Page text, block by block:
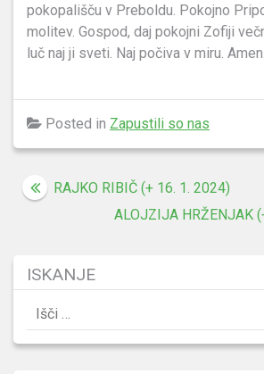
pokopališču v Preboldu. Pokojno
molitev. Gospod, daj pokojni Zofiji
luč naj ji sveti. Naj počiva v miru. Amen.
Posted in Zapustili so nas
Navigacija
prispevka
RAJKO RIBIČ (+ 16. 1. 2024)
ALOJZIJA HRŽENJAK
ISKANJE
Išči: